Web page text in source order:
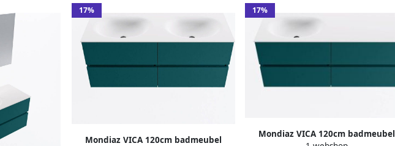
17%
Mondiaz VICA 120cm badmeubel
17%
Mondiaz VICA 120cm badmeubel